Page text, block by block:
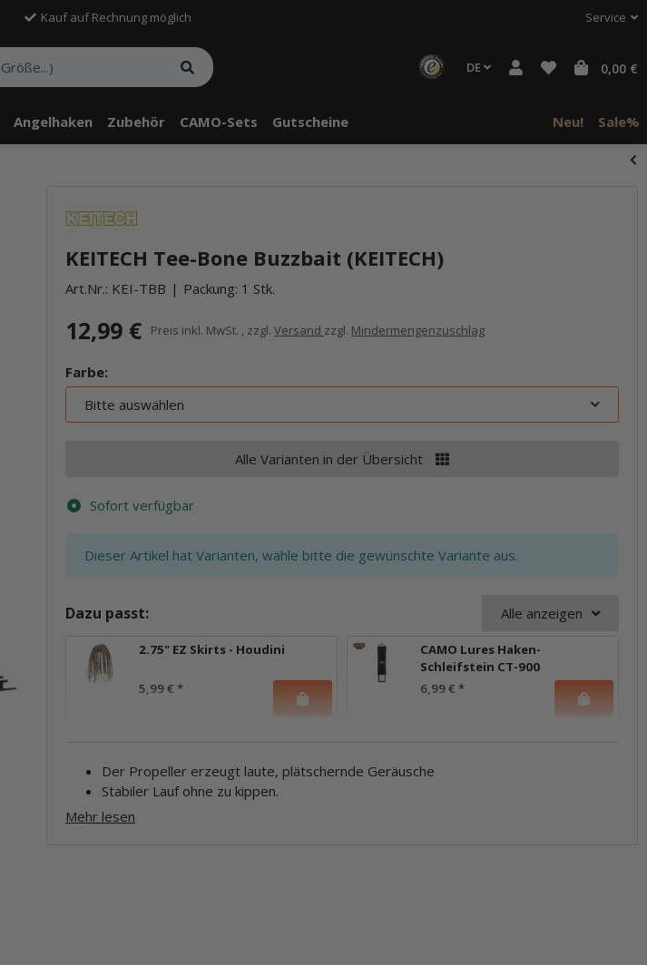
Kauf auf Rechnung möglich Service
DE 0,00 €
Angelhaken Zubehör CAMO-Sets Gutscheine Neu! Sale%
KEITECH Tee-Bone Buzzbait (KEITECH)
Art.Nr.: KEI-TBB Packung: 1 Stk.
12,99 € Preis inkl. MwSt. , zzgl. Versand zzgl. Mindermengenzuschlag
Farbe:
Bitte auswählen
Alle Varianten in der Übersicht
Sofort verfügbar
x
Dieser Artikel hat Varianten, wähle bitte die gewünschte Variante aus.
Dazu passt: Alle anzeigen
2.75" EZ Skirts - Houdini
5,99 € *
CAMO Lures Haken-
Schleifstein CT-900
6,99 € *
Der Propeller erzeugt laute, plätschernde Geräusche
Stabiler Lauf ohne zu kippen.
Mehr lesen